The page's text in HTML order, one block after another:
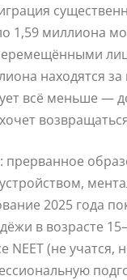
1,59 миллиона
находятся за
всё меньше —
2025 года
в возрасте
NEET (не учатся,